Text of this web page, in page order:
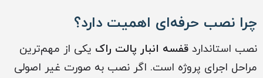
چرا نصب حرفه‌ای اهمیت دارد؟
نصب استاندارد قفسه انبار پالت راک یکی از مهم‌ترین
مراحل اجرای پروژه است. اگر نصب به صورت غیر اصولی